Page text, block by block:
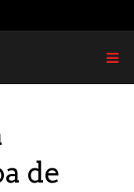
de